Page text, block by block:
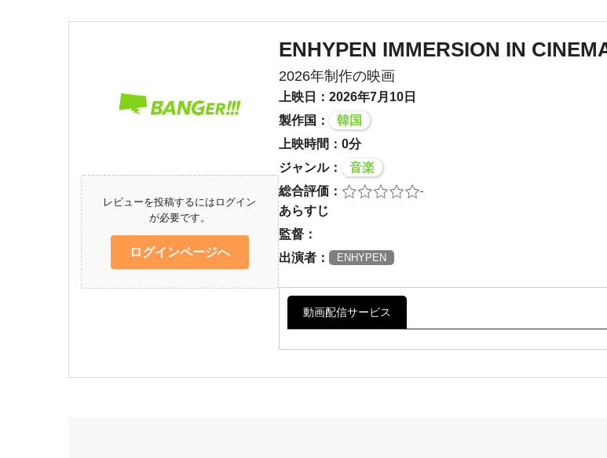
レビューを投稿するにはログイン
が必要です。
ログインページへ
ENHYPEN IMMERSION IN
2026年制作の映画
上映日：2026年7月10日
製作国：
韓国
上映時間：0分
ジャンル：
音楽
総合評価：
-
あらすじ
監督：
出演者：
ENHYPEN
動画配信サービス